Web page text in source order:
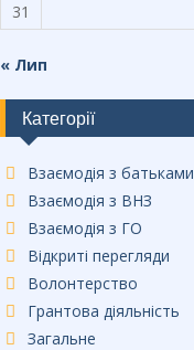
31
« Лип
Категорії
Взаємодія з батьками
Взаємодія з ВНЗ
Взаємодія з ГО
Відкриті перегляди
Волонтерство
Грантова діяльність
Загальне